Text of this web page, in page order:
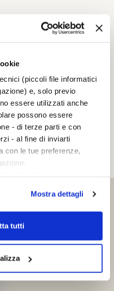
(piccoli file informatici
e, solo previo
essere utilizzati anche
possono essere
- di terze parti e con
- al fine di inviarti
con le tue preferenze,
a prendere visione
“X” prosegui la
“Accetta tutti” presti
che potrai revocare in
Mostra dettagli
tutti